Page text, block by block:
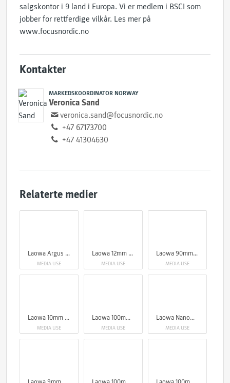
salgskontor i 9 land i Europa. Vi er medlem i BSCI som
jobber for rettferdige vilkår. Les mer på ​
www.focusnordic.no
Kontakter
MARKEDSKOORDINATOR NORWAY
Veronica Sand
veronica.sand@focusnordic.no
+47 67173700
+47 41304630
Relaterte medier
Laowa Argus MFT Cine 18mm T1
MEDIA USE
Laowa 12mm T2.9 Lite Zero-D VV Cine Lens Arri PL
MEDIA USE
Laowa 90mm f/2.8 2X Ultra Macro APO
MEDIA USE
Laowa 10mm f/2.8 Zero-D FF (Auto Focus)
MEDIA USE
Laowa 100mm f/2.8 2x Ultra Macro APO Lens (Auto Aperture)
MEDIA USE
Laowa Nanomorph Zoom 28-55mm T2.9 1.5X S35
MEDIA USE